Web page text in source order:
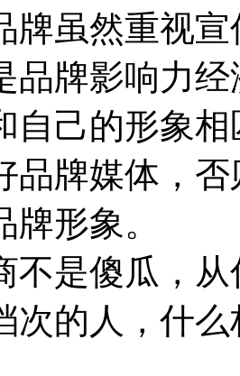
虽然重视宣
牌影响力经
自己的形象
品牌媒体，
形象。
是傻瓜，从
次的人，什